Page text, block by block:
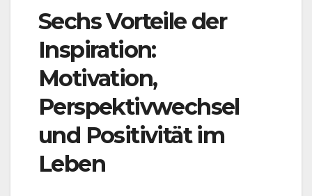
Sechs Vorteile der
Inspiration:
Motivation,
Perspektivwechsel
und Positivität im
Leben